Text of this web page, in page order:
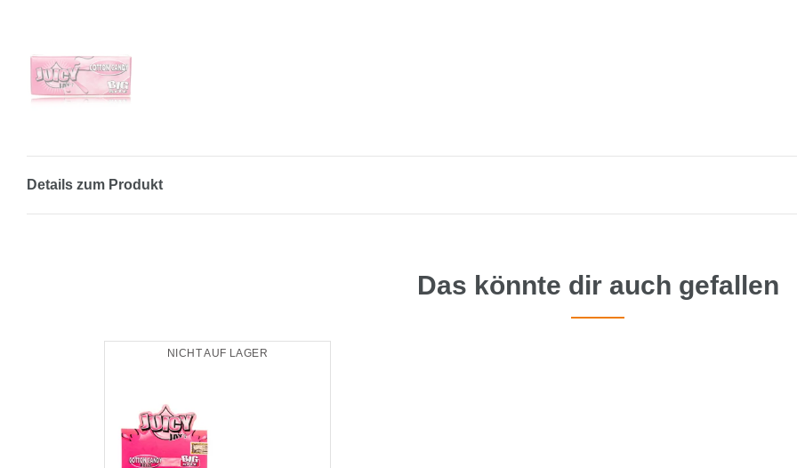
Details zum Produkt
Das könnte dir auch gefallen
NICHT AUF LAGER